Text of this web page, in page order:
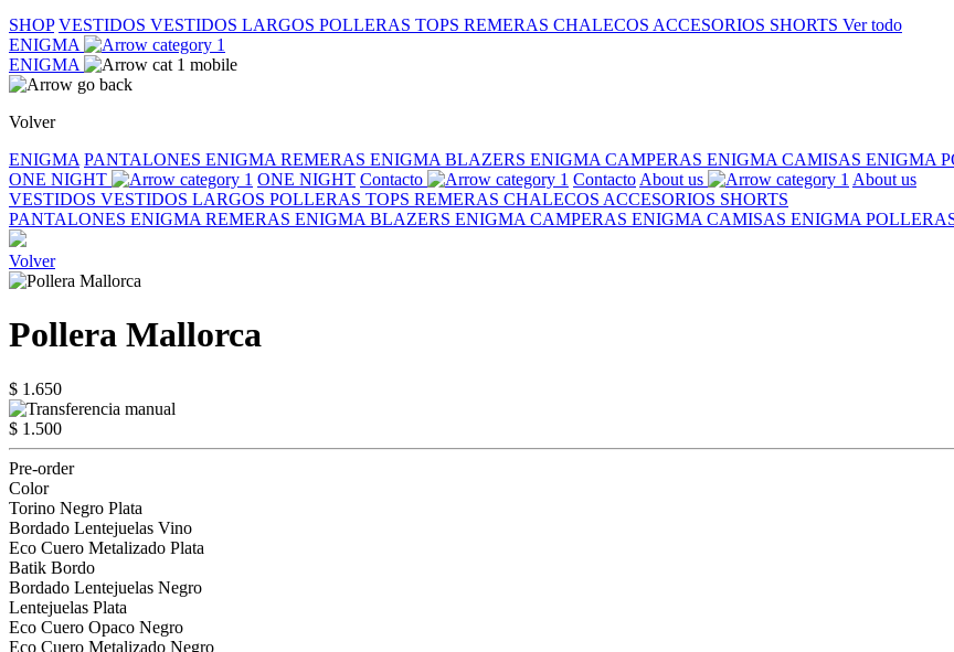
SHOP VESTIDOS VESTIDOS LARGOS POLLERAS TOPS REMERAS CHALECOS ACCESORIOS SHORTS Ver todo
ENIGMA
ENIGMA
Volver
ENIGMA PANTALONES ENIGMA REMERAS ENIGMA BLAZERS ENIGMA CAMPERAS ENIGMA CAMISAS ENIGMA
ONE NIGHT
ONE NIGHT Contacto Contacto About us
About us
VESTIDOS VESTIDOS LARGOS POLLERAS TOPS REMERAS CHALECOS ACCESORIOS SHORTS
PANTALONES ENIGMA REMERAS ENIGMA BLAZERS ENIGMA CAMPERAS ENIGMA CAMISAS ENIGMA
Volver
Pollera Mallorca
$ 1.650
$ 1.500
Pre-order
Color
Torino Negro Plata
Bordado Lentejuelas Vino
Eco Cuero Metalizado Plata
Batik Bordo
Bordado Lentejuelas Negro
Lentejuelas Plata
Eco Cuero Opaco Negro
Eco Cuero Metalizado Negro